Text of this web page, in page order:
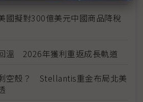
擬對300億美元中國商品降稅
溫 2026年獲利重返成長軌道
空殼？ Stellantis重金布局北美